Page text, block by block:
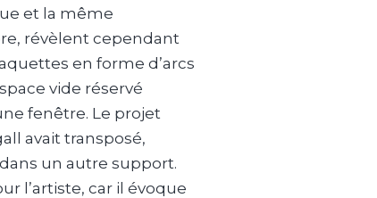
et la même
révèlent cependant
en forme d’arcs
vide réservé
fenêtre. Le projet
avait transposé,
un autre support.
l’artiste, car il évoque